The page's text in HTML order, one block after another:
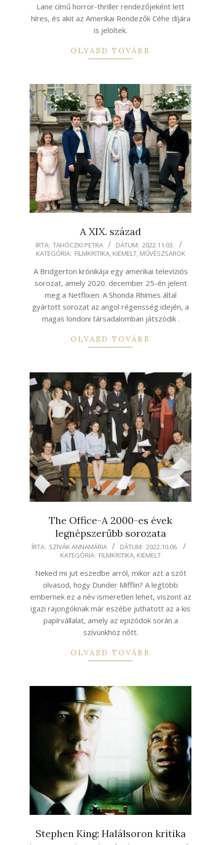
Lane című horror-thriller rendezőjeként lett
híres, és akit az Amerikai Rendezők Céhe díjára
is jelöltek.
OLVASD TOVÁBB
A XIX. század
2022-
11-
03
ÍRTA: TAHÓCZKI PETRA DÁTUM: 2022.11.03.
KATEGÓRIA: FILMKRITIKA, KIEMELT, MŰVÉSZSAROK
A Bridgerton krónikája egy amerikai televíziós
sorozat, amely 2020. december 25-én jelent
meg a Netflixen. A Shonda Rhimes által
gyártott sorozat az angol régensség idején, a
magas londoni társadalomban játszódik .
OLVASD TOVÁBB
The Office-A 2000-es évek
legnépszerűbb sorozata
2022-
06
ÍRTA: SZIVÁK ANNAMÁRIA DÁTUM: 2022.10.06.
KATEGÓRIA: FILMKRITIKA, KIEMELT
Neked mi jut eszedbe arról, mikor azt a szót
olvasod, hogy Dunder Mifflin? A legtöbb
embernek ez a név ismeretlen lehet, viszont az
igazi rajongóknak már eszébe juthatott az a kis
papírvállalat, amely az epizódok során a
szívünkhöz nőtt.
OLVASD TOVÁBB
Stephen King: Halálsoron kritika